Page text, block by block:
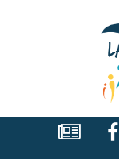
Actualités
Cookies management